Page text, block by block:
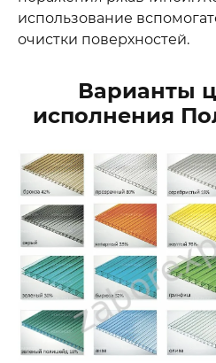
использование
очистки поверхностей.
Варианты
исполнения